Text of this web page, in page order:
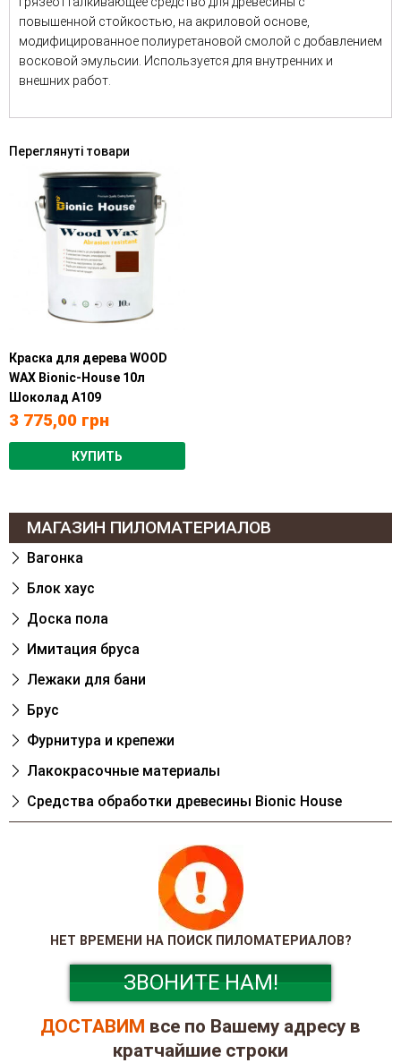
повышенной стойкостью, на акриловой основе,
модифицированное полиуретановой смолой с добавлением
восковой эмульсии. Используется для внутренних и
внешних работ.
Переглянуті товари
Краска для дерева WOOD
WAX Bionic-House 10л
Шоколад А109
3 775,00 грн
КУПИТЬ
МАГАЗИН ПИЛОМАТЕРИАЛОВ
Вагонка
Блок хаус
Доска пола
Имитация бруса
Лежаки для бани
Брус
Фурнитура и крепежи
Лакокрасочные материалы
Cредства обработки древесины Bionic House
НЕТ ВРЕМЕНИ НА ПОИСК ПИЛОМАТЕРИАЛОВ?
ЗВОНИТЕ НАМ!
ДОСТАВИМ все по Вашему адресу в
кратчайшие строки